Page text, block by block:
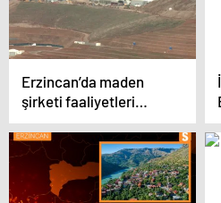
karşı uyarıda bulundu
Erzincan’da maden
şirketi faaliyetleri
hayvancılığı bitirdi